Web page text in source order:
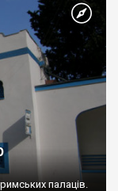
палаців.